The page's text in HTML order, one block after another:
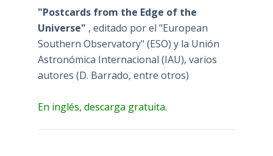
"Postcards from the Edge of the
Universe" , editado por el "European
Southern Observatory" (ESO) y la Unión
Astronómica Internacional (IAU), varios
autores (D. Barrado, entre otros)
En inglés, descarga gratuita.